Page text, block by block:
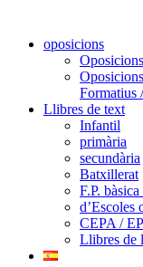
oposicions
Formatius
Llibres de text
Infantil
primària
secundària
Batxillerat
F.P.
d’Escoles
CEPA /
Llibres de